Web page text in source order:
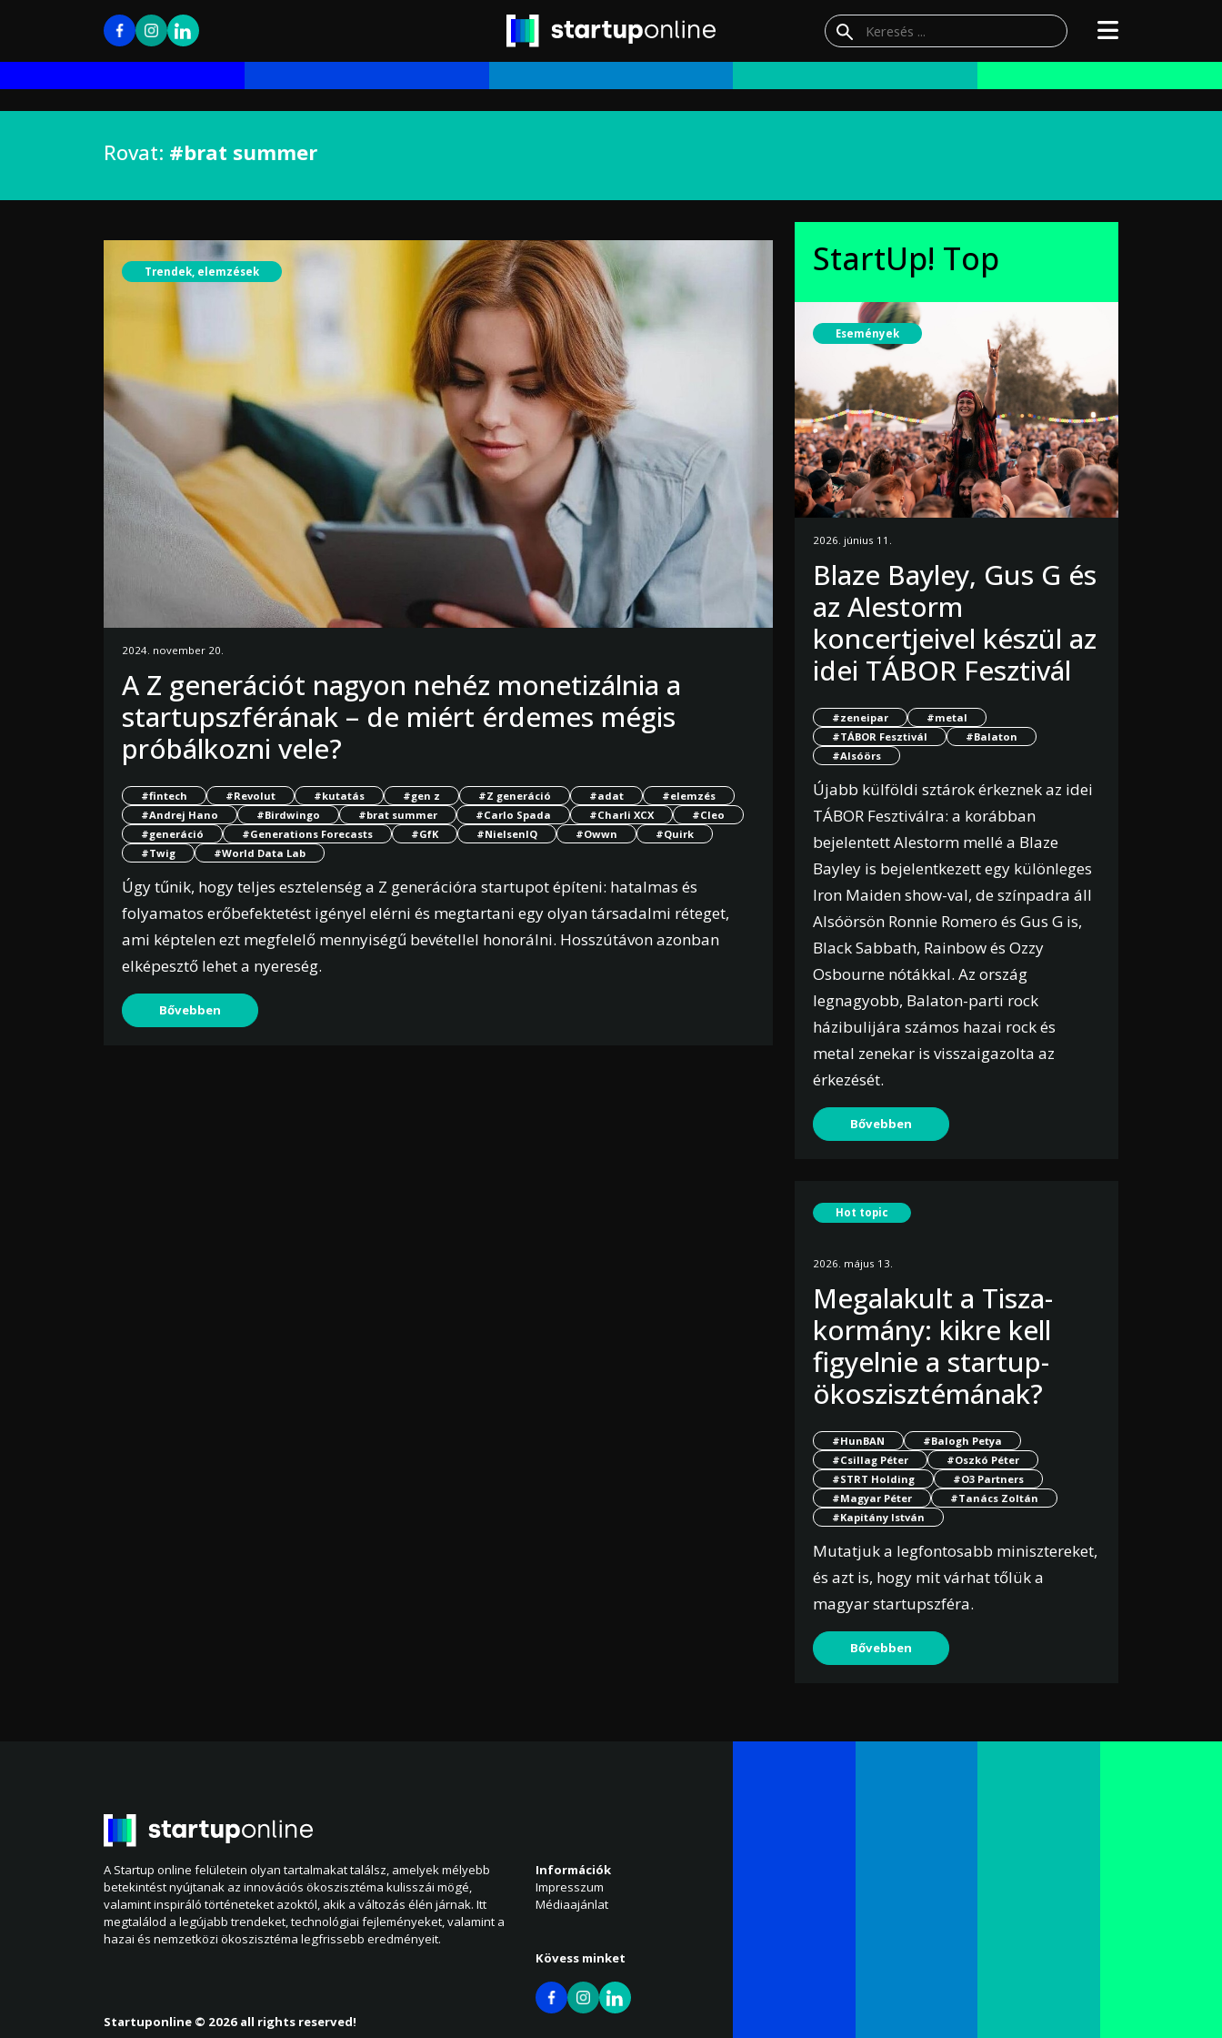
Rovat: #brat summer
Trendek, elemzések
2024. november 20.
A Z generációt nagyon nehéz monetizálnia a
startupszférának – de miért érdemes mégis
próbálkozni vele?
#fintech #Revolut #kutatás #gen z #Z generáció #adat
#elemzés
#Andrej Hano
#Birdwingo #brat summer #Carlo Spada #Charli XCX
#Cleo
#generáció
#Generations Forecasts #GfK #NielsenIQ #Owwn
#Quirk
#Twig
#World Data Lab
Úgy tűnik, hogy teljes esztelenség a Z generációra startupot építeni: hatalmas és
folyamatos erőbefektetést igényel elérni és megtartani egy olyan társadalmi réteget,
ami képtelen ezt megfelelő mennyiségű bevétellel honorálni. Hosszútávon azonban
elképesztő lehet a nyereség.
Bővebben
StartUp! Top
Események
2026. június 11.
Blaze Bayley, Gus G és
az Alestorm
koncertjeivel készül az
idei TÁBOR Fesztivál
#zeneipar
#metal
#TÁBOR Fesztivál
#Balaton
#Alsóörs
Újabb külföldi sztárok érkeznek az idei
TÁBOR Fesztiválra: a korábban
bejelentett Alestorm mellé a Blaze
Bayley is bejelentkezett egy különleges
Iron Maiden show-val, de színpadra áll
Alsóörsön Ronnie Romero és Gus G is,
Black Sabbath, Rainbow és Ozzy
Osbourne nótákkal. Az ország
legnagyobb, Balaton-parti rock
házibulijára számos hazai rock és
metal zenekar is visszaigazolta az
érkezését.
Bővebben
Hot topic
2026. május 13.
Megalakult a Tisza-
kormány: kikre kell
figyelnie a startup-
ökoszisztémának?
#HunBAN
#Balogh Petya
#Csillag Péter
#Oszkó Péter
#STRT Holding
#O3 Partners
#Magyar Péter
#Tanács Zoltán
#Kapitány István
Mutatjuk a legfontosabb minisztereket,
és azt is, hogy mit várhat tőlük a
magyar startupszféra.
Bővebben
A Startup online felületein olyan tartalmakat találsz, amelyek mélyebb
betekintést nyújtanak az innovációs ökoszisztéma kulisszái mögé,
valamint inspiráló történeteket azoktól, akik a változás élén járnak. Itt
megtalálod a legújabb trendeket, technológiai fejleményeket, valamint a
hazai és nemzetközi ökoszisztéma legfrissebb eredményeit.
Információk
Impresszum
Médiaajánlat
Kövess minket
Startuponline © 2026 all rights reserved!